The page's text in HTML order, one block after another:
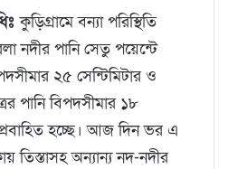
কুড়িগ্রামে বন্যা পরিস্থিতি
নদীর পানি সেতু পয়েন্টে
২৫ সেন্টিমিটার ও
পানি বিপদসীমার ১৮
হচ্ছে। আজ দিন ভর এ
তিস্তাসহ অন্যান্য নদ-নদীর